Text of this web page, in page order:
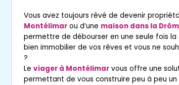
Vous avez toujours rêvé de devenir
Montélimarou d’une maison dans la
permettre de débourser en une seule fois la
bien immobilier de vos rêves et vous ne
?
Le viager à Montélimar vous offre une
permettant de vous construire peu à peu